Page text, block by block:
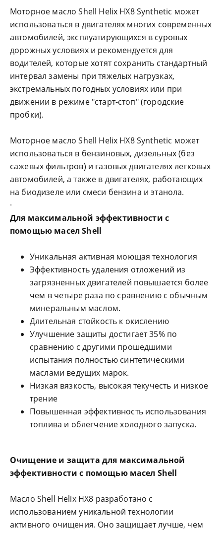
Моторное масло Shell Helix HX8 Synthetic может
использоваться в двигателях многих современных
автомобилей, эксплуатирующихся в суровых
дорожных условиях и рекомендуется для
водителей, которые хотят сохранить стандартный
интервал замены при тяжелых нагрузках,
экстремальных погодных условиях или при
движении в режиме "старт-стоп" (городские
пробки).
Моторное масло Shell Helix HX8 Synthetic может
использоваться в бензиновых, дизельных (без
сажевых фильтров) и газовых двигателях легковых
автомобилей, а также в двигателях, работающих
на биодизеле или смеси бензина и этанола.
·
Для максимальной эффективности с
помощью масел Shell
Уникальная активная моющая технология
Эффективность удаления отложений из
загрязненных двигателей повышается более
чем в четыре раза по сравнению с обычным
минеральным маслом.
Длительная стойкость к окислению
Улучшение защиты достигает 35% по
сравнению с другими прошедшими
испытания полностью синтетическими
маслами ведущих марок.
Низкая вязкость, высокая текучесть и низкое
трение
Повышенная эффективность использования
топлива и облегчение холодного запуска.
Очищение и защита для максимальной
эффективности с помощью масел Shell
Масло Shell Helix HX8 разработано с
использованием уникальной технологии
активного очищения. Оно защищает лучше, чем